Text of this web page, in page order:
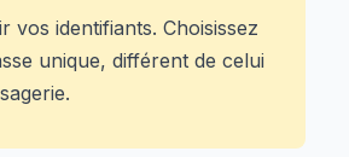
vos identifiants. Choisissez
unique, différent de celui